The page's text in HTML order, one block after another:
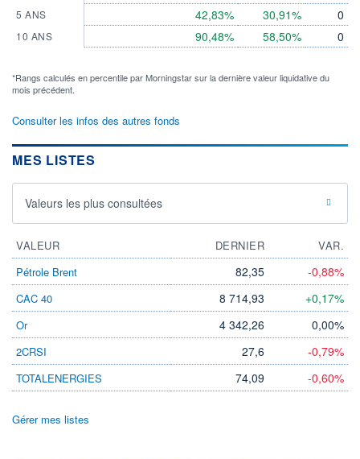
5 ANS
10 ANS
42,83%
90,48%
30,91%
58,50%
0
0
*Rangs calculés en percentile par Morningstar sur la dernière valeur liquidative du
mois précédent.
Consulter les infos des autres fonds
MES LISTES
Valeurs les plus consultées
VALEUR DERNIER
VAR.
Pétrole Brent
82,35 -0,88%
CAC 40 8 714,93 +0,17%
Or 4 342,26 0,00%
2CRSI 27,6 -0,79%
TOTALENERGIES 74,09 -0,60%
Gérer mes listes